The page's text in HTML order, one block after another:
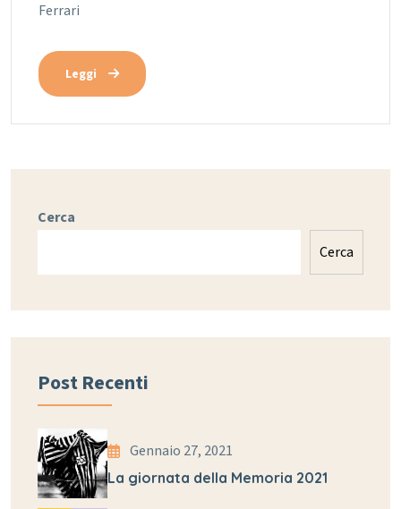
Ferrari
Leggi
Cerca
Cerca
Post Recenti
Gennaio 27, 2021
La giornata della Memoria 2021